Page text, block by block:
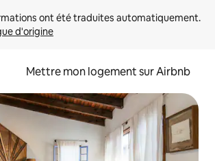
d'origine
Mettre mon logement sur Airbnb